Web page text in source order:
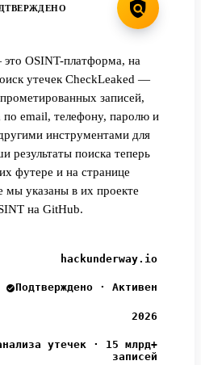
OSINT-платформа, на
утечек CheckLeaked —
записей,
по email, телефону, паролю и
инструментами для
результаты поиска теперь
футере и на странице
мы указаны в их проекте
на GitHub.
hackunderway.io
Подтверждено · Активен
2026
утечек · 15 млрд+
записей